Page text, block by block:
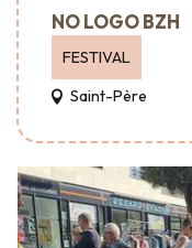
NO LOGO BZH
FESTIVAL
Saint-Père